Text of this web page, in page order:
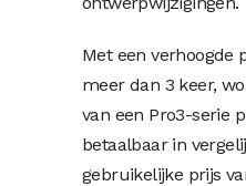
Met een verhoogde
meer dan 3 keer,
van een Pro3-serie
betaalbaar in
gebruikelijke prijs